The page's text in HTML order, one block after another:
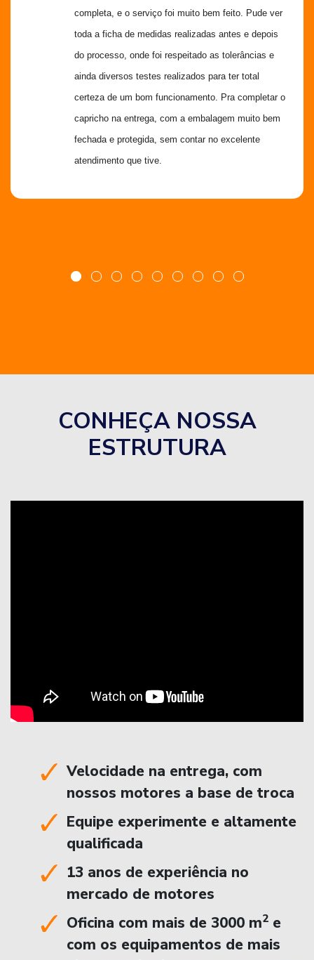
completa, e o serviço foi muito bem feito. Pude ver
toda a ficha de medidas realizadas antes e depois
do processo, onde foi respeitado as tolerâncias e
ainda diversos testes realizados para ter total
certeza de um bom funcionamento. Pra completar o
capricho na entrega, com a embalagem muito bem
fechada e protegida, sem contar no excelente
atendimento que tive.
CONHEÇA NOSSA
ESTRUTURA
Velocidade na entrega, com
nossos motores a base de troca
Equipe experimente e altamente
qualificada
13 anos de experiência no
mercado de motores
Oficina com mais de 3000 m2 e
com os equipamentos de mais